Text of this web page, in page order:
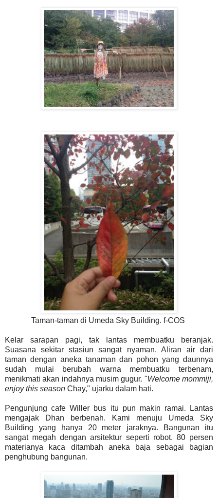
Taman-taman di Umeda Sky Building. f-COS
Kelar sarapan pagi, tak lantas membuatku beranjak.
Suasana sekitar stasiun sangat nyaman. Aliran air dari
taman dengan aneka tanaman dan pohon yang daunnya
sudah mulai berubah warna membuatku terbenam,
menikmati akan indahnya musim gugur. "Welcome mommiji,
enjoy this season Chay," ujarku dalam hati.
Pengunjung cafe Willer bus itu pun makin ramai. Lantas
mengajak Dhan berbenah. Kami menuju Umeda Sky
Building yang hanya 20 meter jaraknya. Bangunan itu
sangat megah dengan arsitektur seperti robot. 80 persen
materianya kaca ditambah aneka baja sebagai bagian
penghubung bangunan.